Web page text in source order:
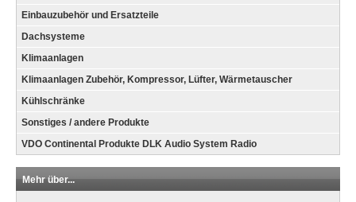
Einbauzubehör und Ersatzteile
Dachsysteme
Klimaanlagen
Klimaanlagen Zubehör, Kompressor, Lüfter, Wärmetauscher
Kühlschränke
Sonstiges / andere Produkte
VDO Continental Produkte DLK Audio System Radio
Mehr über...